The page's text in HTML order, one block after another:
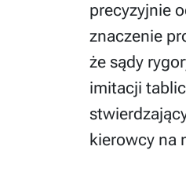
precyzyjnie
znaczenie
że sądy
imitacji
kierowcy na